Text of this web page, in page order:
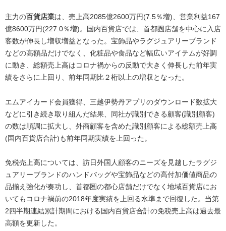
主力の百貨店業は、売上高2085億2600万円(7.5％増)、営業利益167
億8600万円(227.0％増)。国内百貨店では、首都圏店舗を中心に入店
客数が伸長し増収増益となった。宝飾品やラグジュアリーブランド
などの高額品だけでなく、化粧品や食品など幅広いアイテムが好調
に動き、総額売上高はコロナ禍からの反動で大きく伸長した前年実
績をさらに上回り、前年同期比２桁以上の増収となった。
エムアイカード会員獲得、三越伊勢丹アプリのダウンロード数拡大
などに引き続き取り組んだ結果、同社が識別できる顧客(識別顧客)
の数は順調に拡大し、外商顧客を含めた識別顧客による総額売上高
(国内百貨店合計)も前年同期実績を上回った。
免税売上高については、訪日外国人顧客のニーズを見越したラグジ
ュアリーブランドのハンドバッグや宝飾品などの高付加価値商品の
品揃え強化が奏功し、首都圏の都心店舗だけでなく地域百貨店にお
いてもコロナ禍前の2018年度実績を上回る水準まで回復した。当第
2四半期連結累計期間における国内百貨店合計の免税売上高は過去最
高額を更新した。